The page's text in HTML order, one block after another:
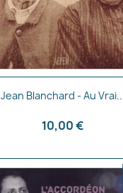
Aperçu rapide
Jean Blanchard - Au
10,00 €